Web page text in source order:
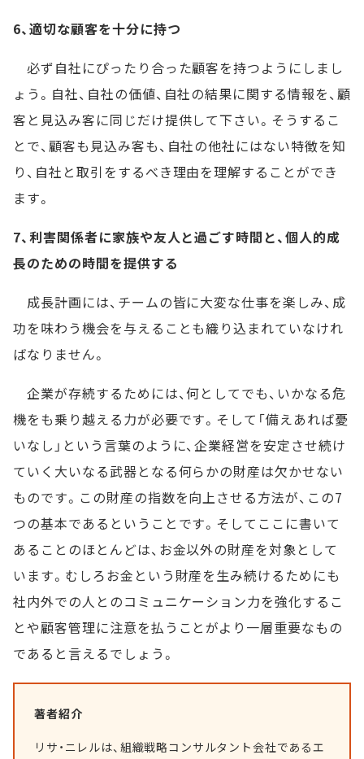
6、適切な顧客を十分に持つ
必ず自社にぴったり合った顧客を持つようにしまし
ょう。自社、自社の価値、自社の結果に関する情報を、顧
客と見込み客に同じだけ提供して下さい。そうするこ
とで、顧客も見込み客も、自社の他社にはない特徴を知
り、自社と取引をするべき理由を理解することができ
ます。
7、利害関係者に家族や友人と過ごす時間と、個人的成
長のための時間を提供する
成長計画には、チームの皆に大変な仕事を楽しみ、成
功を味わう機会を与えることも織り込まれていなけれ
ばなりません。
企業が存続するためには、何としてでも、いかなる危
機をも乗り越える力が必要です。そして「備えあれば憂
いなし」という言葉のように、企業経営を安定させ続け
ていく大いなる武器となる何らかの財産は欠かせない
ものです。この財産の指数を向上させる方法が、この7
つの基本であるということです。そしてここに書いて
あることのほとんどは、お金以外の財産を対象として
います。むしろお金という財産を生み続けるためにも
社内外での人とのコミュニケーション力を強化するこ
とや顧客管理に注意を払うことがより一層重要なもの
であると言えるでしょう。
著者紹介
リサ・ニレルは、組織戦略コンサルタント会社であるエ